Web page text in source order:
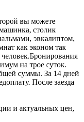
вы можете
столик
эвкалиптом,
как эконом так
на трое суток.
суммы. За 14 дней
После заезда
и актуальных цен,